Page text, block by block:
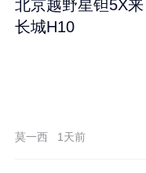
北京越野星钽5X
长城H10
莫一西 1天前